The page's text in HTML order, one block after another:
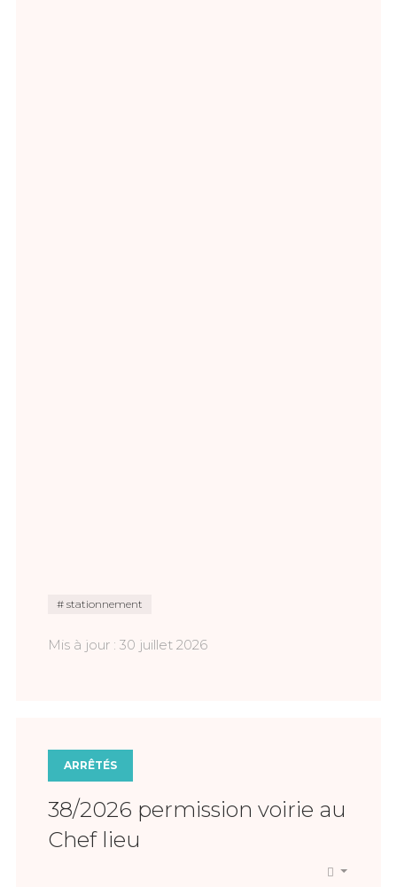
stationnement
Mis à jour : 30 juillet 2026
ARRÊTÉS
38/2026 permission voirie au
Chef lieu